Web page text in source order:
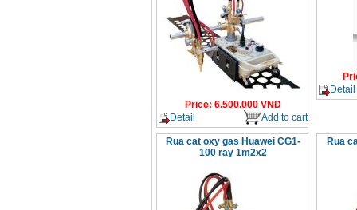
Price: 6.500.000 VND
Detail
Add to cart
Detail
Rua cat oxy gas Huawei CG1-
100 ray 1m2x2
Rua